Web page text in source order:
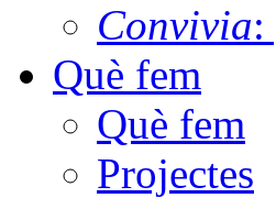
Convivia:
Què fem
Què fem
Projectes